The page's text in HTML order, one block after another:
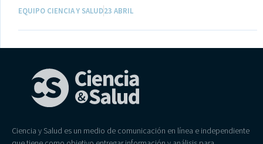
EQUIPO CIENCIA Y SALUD23 ABRIL
Ciencia y Salud es un medio de comunicación en línea e independiente